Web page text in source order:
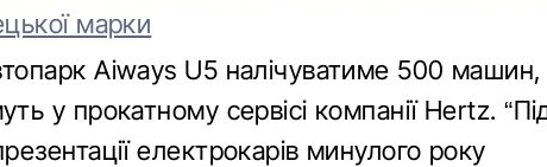
марки
Aiways U5 налічуватиме 500 машин,
у прокатному сервісі компанії Hertz.
електрокарів минулого року